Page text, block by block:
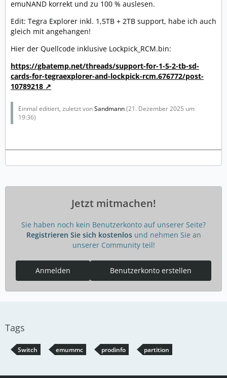
emuNAND korrekt und zu 100 % auslesen.
Edit: Tegra Explorer inkl. 1,5TB + 2TB support, habe ich auch
gleich mit angehangen!
Hier der Quellcode inklusive Lockpick_RCM.bin:
https://gbatemp.net/threads/support-for-1-5-2-tb-sd-
cards-for-tegraexplorer-and-lockpick-rcm.676772/post-
10789218
Einmal editiert, zuletzt vonSandmann(21. Dezember 2025 um
19:36)
Jetzt mitmachen!
Sie haben noch kein Benutzerkonto auf unserer Seite?
Registrieren Sie sich kostenlosund nehmen Sie an
unserer Community teil!
Benutzerkonto erstellen
Anmelden
Tags
Switch emummc prodinfo partition